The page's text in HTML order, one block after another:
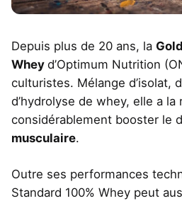
Depuis plus de 20 ans, la
Whey d’Optimum Nutrition
culturistes. Mélange d’isolat,
d’hydrolyse de whey, elle a la
considérablement booster le
musculaire.
Outre ses performances
Standard 100% Whey peut